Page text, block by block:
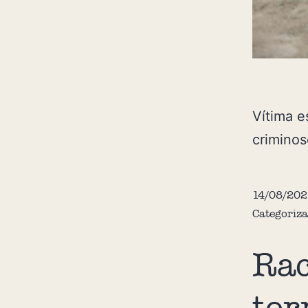
Vítima
14/08/